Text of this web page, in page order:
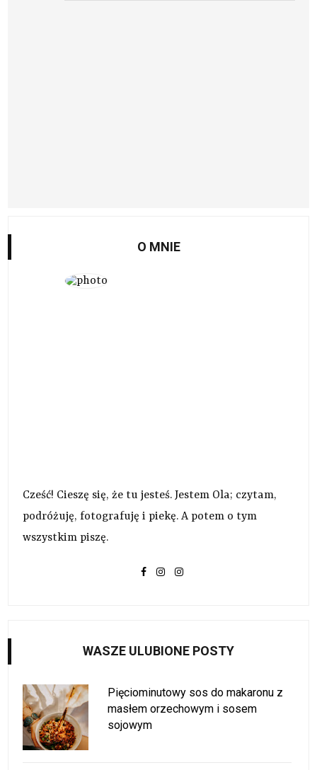
O MNIE
Cześć! Cieszę się, że tu jesteś. Jestem Ola; czytam,
podróżuję, fotografuję i piekę. A potem o tym
wszystkim piszę.
WASZE ULUBIONE POSTY
Pięciominutowy sos do makaronu z
masłem orzechowym i sosem
sojowym